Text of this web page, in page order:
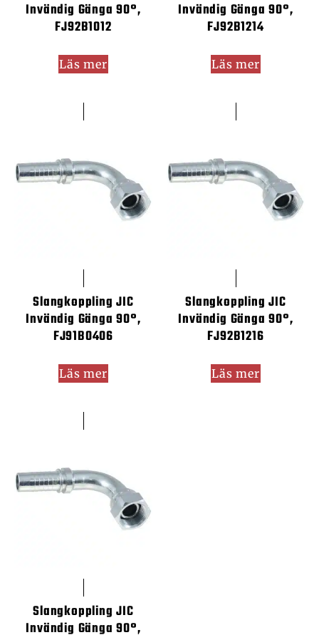
Invändig Gänga 90°,
FJ92B1012
Läs mer
Invändig Gänga 90°,
FJ92B1214
Läs mer
Slangkoppling JIC
Invändig Gänga 90°,
FJ91B0406
Läs mer
Slangkoppling JIC
Invändig Gänga 90°,
FJ92B1216
Läs mer
Slangkoppling JIC
Invändig Gänga 90°,